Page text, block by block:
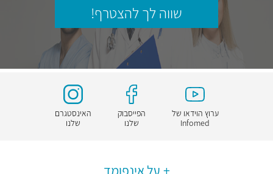
שווה לך להצטרף!
ערוץ הוידאו של
Infomed
הפייסבוק
שלנו
האינסטגרם
שלנו
על אינפומד